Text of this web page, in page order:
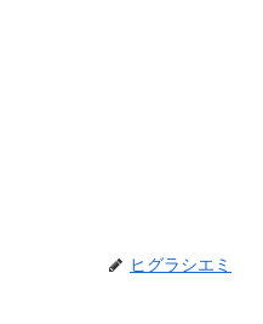
ヒグラシエミ